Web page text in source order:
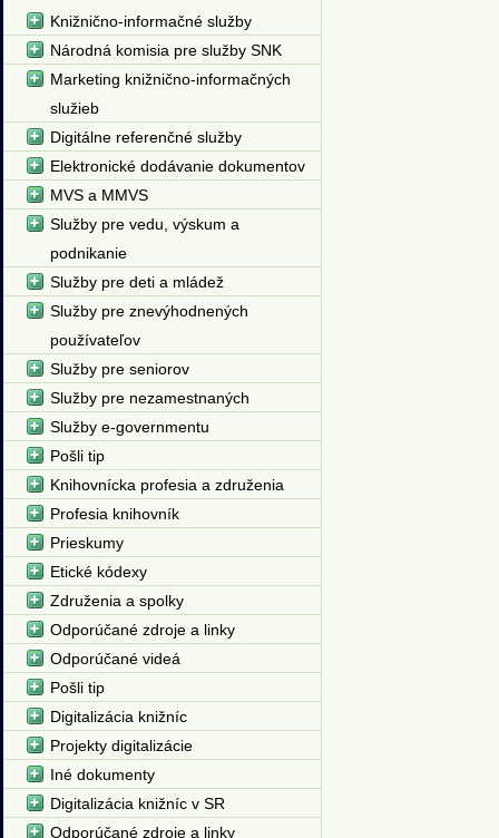
Knižnično-informačné služby
Národná komisia pre služby SNK
Marketing knižnično-informačných
služieb
Digitálne referenčné služby
Elektronické dodávanie dokumentov
MVS a MMVS
Služby pre vedu, výskum a
podnikanie
Služby pre deti a mládež
Služby pre znevýhodnených
používateľov
Služby pre seniorov
Služby pre nezamestnaných
Služby e-governmentu
Pošli tip
Knihovnícka profesia a združenia
Profesia knihovník
Prieskumy
Etické kódexy
Združenia a spolky
Odporúčané zdroje a linky
Odporúčané videá
Pošli tip
Digitalizácia knižníc
Projekty digitalizácie
Iné dokumenty
Digitalizácia knižníc v SR
Odporúčané zdroje a linky